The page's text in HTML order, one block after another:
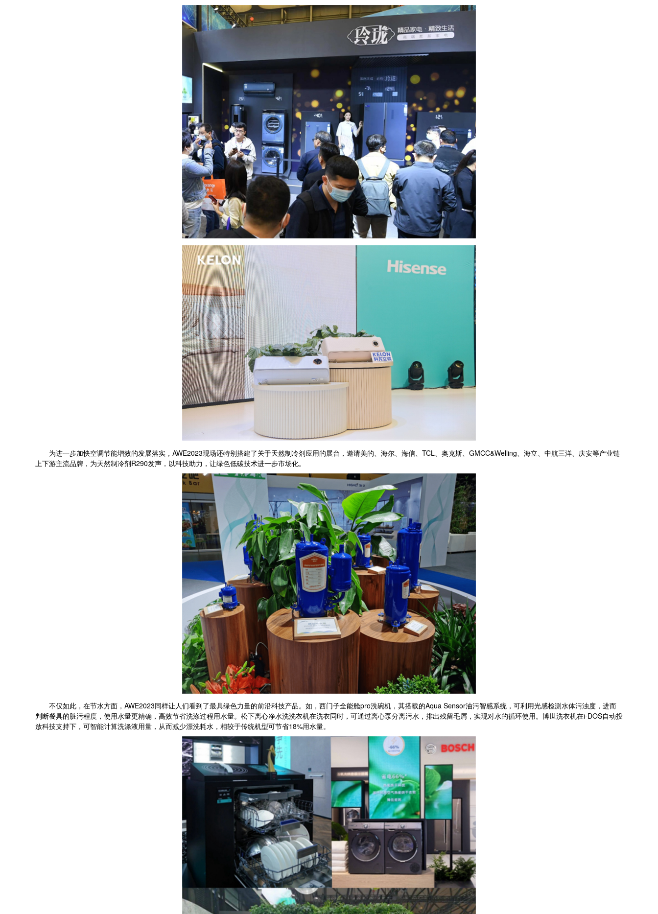
为进一步加快空调节能增效的发展落实，AWE2023现场还特别搭建了关于天然制冷剂应用的展台，邀请美的、海尔、海信、TCL、奥克斯、GMCC&Welling、海立、中航三洋、庆安等产业链
上下游主流品牌，为天然制冷剂R290发声，以科技助力，让绿色低碳技术进一步市场化。
不仅如此，在节水方面，AWE2023同样让人们看到了最具绿色力量的前沿科技产品。如，西门子全能舱pro洗碗机，其搭载的Aqua Sensor油污智感系统，可利用光感检测水体污浊度，进而
判断餐具的脏污程度，使用水量更精确，高效节省洗涤过程用水量。松下离心净水洗洗衣机在洗衣同时，可通过离心泵分离污水，排出残留毛屑，实现对水的循环使用。博世洗衣机在i-DOS自动投
放科技支持下，可智能计算洗涤液用量，从而减少漂洗耗水，相较于传统机型可节省18%用水量。